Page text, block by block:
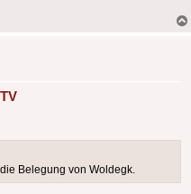
Belegung von Woldegk.